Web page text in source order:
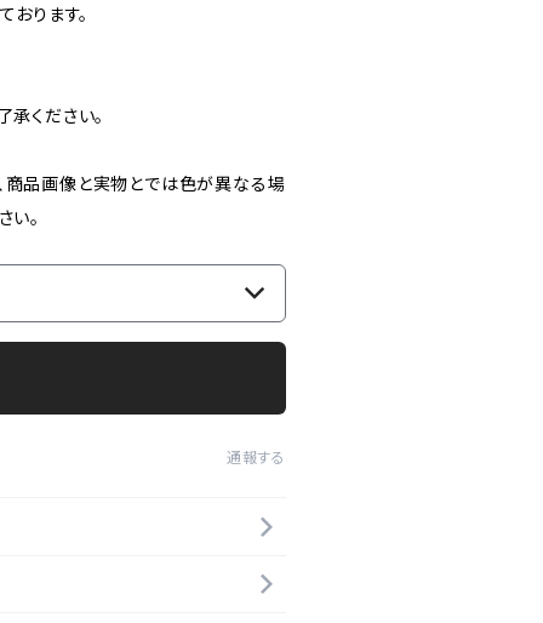
ります。
ください。
商品画像と実物とでは色が異なる場
い。
通報する